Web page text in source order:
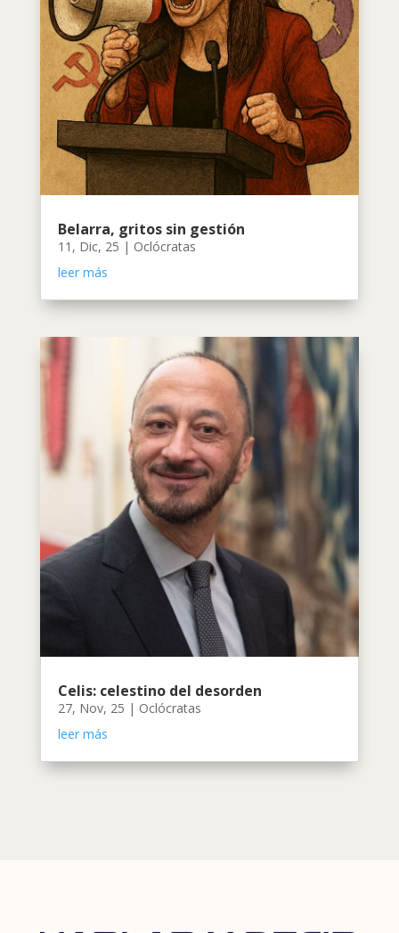
Belarra, gritos sin gestión
11, Dic, 25 | Oclócratas
leer más
Celis: celestino del desorden
27, Nov, 25 | Oclócratas
leer más